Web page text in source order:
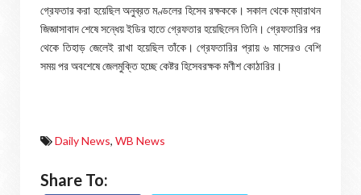
গ্রেফতার করা হয়েছিল অনুব্রত মণ্ডলের হিসেব রক্ষককে। সকাল থেকে ম্যারাথন
জিজ্ঞাসাবাদ শেষে সন্ধেয় ইডির হাতে গ্রেফতার হয়েছিলেন তিনি। গ্রেফতারির পর
থেকে তিহাড় জেলেই রাখা হয়েছিল তাঁকে। গ্রেফতারির প্রায় ৬ মাসেরও বেশি
সময় পর অবশেষে জেলমুক্তি হচ্ছে কেষ্টর হিসেবরক্ষক মণীশ কোঠারির।
Daily News, WB News
Share To: